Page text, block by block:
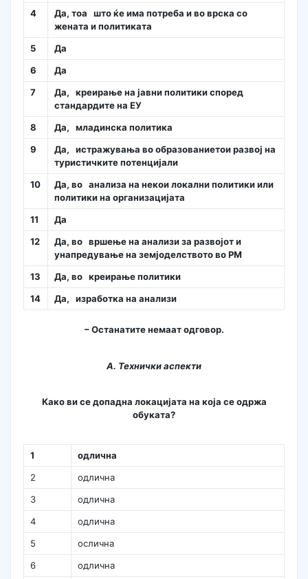
4
Да, тоа што ќе има потреба и во врска со
жената и политиката
5
Да
6
Да
7
Да, креирање на јавни политики според
стандардите на ЕУ
8
Да, младинска политика
9
Да, истражувања во образованиетои развој на
туристичките потенцијали
10
Да, во анализа на некои локални политики или
политики на организацијата
11
Да
12
Да, во вршење на анализи за развојот и
унапредување на земјоделството во РМ
13
Да, во креирање политики
14
Да, изработка на анализи
– Останатите немаат одговор.
А. Технички аспекти
Како ви се допадна локацијата на која се одржа
обуката?
1
одлична
2
одлична
3
одлична
4
одлична
5
ослична
6
одлична